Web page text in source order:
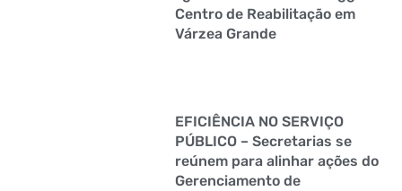
Centro de Reabilitação em
Várzea Grande
EFICIÊNCIA NO SERVIÇO
PÚBLICO – Secretarias se
reúnem para alinhar ações do
Gerenciamento de